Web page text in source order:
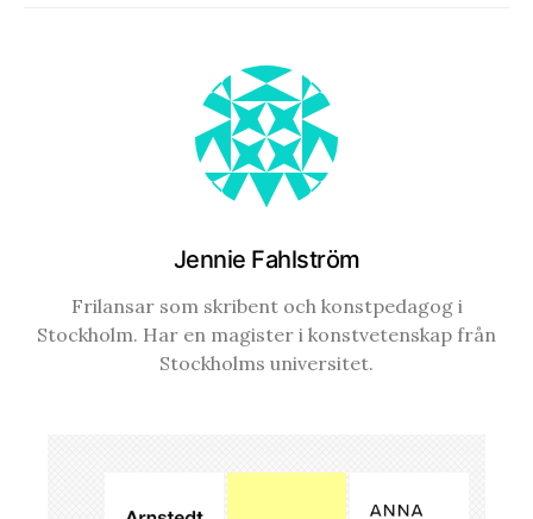
Jennie Fahlström
Frilansar som skribent och konstpedagog i
Stockholm. Har en magister i konstvetenskap från
Stockholms universitet.